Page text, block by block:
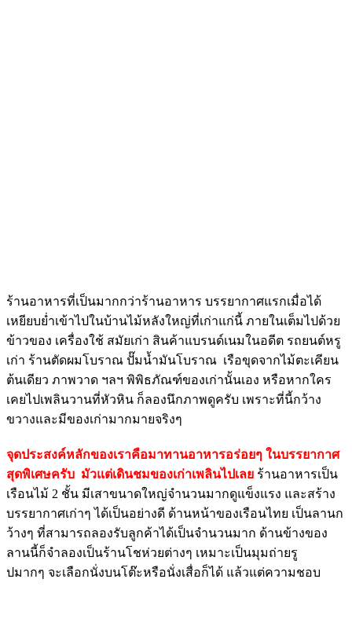
ร้านอาหารที่เป็นมากกว่าร้านอาหาร บรรยากาศแรกเมื่อได้
เหยียบย่ำเข้าไปในบ้านไม้หลังใหญ่ที่เก่าแก่นี้ ภายในเต็มไปด้วย
ข้าวของ เครื่องใช้ สมัยเก่า สินค้าแบรนด์เนมในอดีต รถยนต์หรู
เก่า ร้านตัดผมโบราณ ปั๊มน้ำมันโบราณ เรือขุดจากไม้ตะเคียน
ต้นเดียว ภาพวาด ฯลฯ พิพิธภัณฑ์ของเก่านั้นเอง หรือหากใคร
เคยไปเพลินวานที่หัวหิน ก็ลองนึกภาพดูครับ เพราะที่นี้กว้าง
ขวางและมีของเก่ามากมายจริงๆ
จุดประสงค์หลักของเราคือมาทานอาหารอร่อยๆ ในบรรยากาศ
สุดพิเศษครับ มัวแต่เดินชมของเก่าเพลินไปเลย ร้านอาหารเป็น
เรือนไม้ 2 ชั้น มีเสาขนาดใหญ่จำนวนมากดูแข็งแรง และสร้าง
บรรยากาศเก่าๆ ได้เป็นอย่างดี ด้านหน้าของเรือนไทย เป็นลานก
ว้างๆ ที่สามารถลองรับลูกค้าได้เป็นจำนวนมาก ด้านข้างของ
ลานนี้ก็จำลองเป็นร้านโชห่วยต่างๆ เหมาะเป็นมุมถ่ายรู
ปมากๆ จะเลือกนั่งบนโต๊ะหรือนั่งเสื่อก็ได้ แล้วแต่ความชอบ